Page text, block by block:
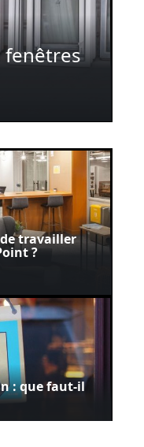
fenêtres
travailler
?
: que faut-il